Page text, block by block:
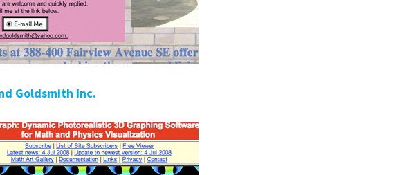
Goldsmith Inc.